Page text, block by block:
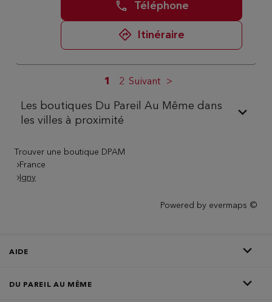
Téléphone
Itinéraire
1 2 Suivant
Les boutiques Du Pareil Au Même dans
les villes à proximité
Trouver une boutique DPAM
France
Igny
Powered by evermaps ©
AIDE
DU PAREIL AU MÊME